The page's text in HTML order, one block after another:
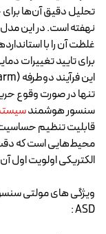
نهفته است. در این
غلظت آن را با
برای تایید تغییرات
سنسور هوشمند
قابلیت تنظیم
محیط‌هایی است که دقت
الکتریکی اولویت اول
ASD :